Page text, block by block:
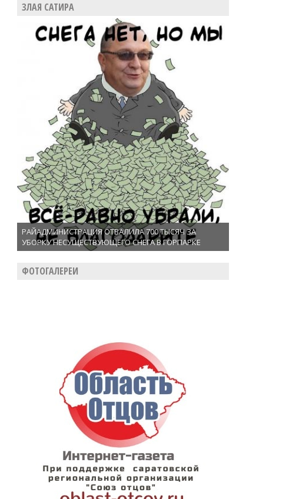
ЗЛАЯ САТИРА
РАЙАДМИНИСТРАЦИЯ ОТВАЛИЛА 700 ТЫСЯЧ ЗА
УБОРКУ НЕСУЩЕСТВУЮЩЕГО СНЕГА В ГОРПАРКЕ
ФОТОГАЛЕРЕИ